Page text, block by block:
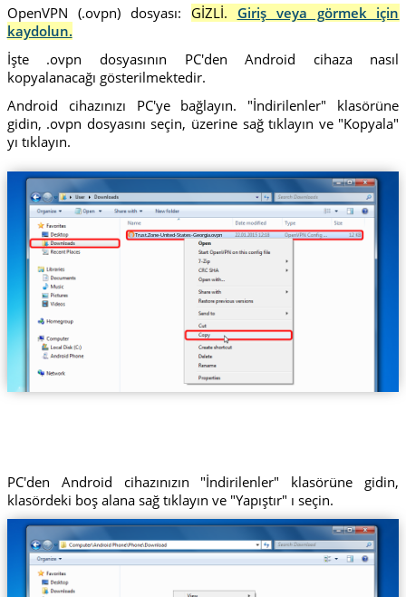
OpenVPN (.ovpn) dosyası:
GİZLİ. Giriş veya görmek için
kaydolun.
İşte .ovpn dosyasının PC'den Android cihaza nasıl
kopyalanacağı gösterilmektedir.
Android cihazınızı PC'ye bağlayın. "İndirilenler" klasörüne
gidin, .ovpn dosyasını seçin, üzerine sağ tıklayın ve "Kopyala"
yı tıklayın.
Trust.Zone-United-States-Georgia.ovpn
PC'den Android cihazınızın "İndirilenler" klasörüne gidin,
klasördeki boş alana sağ tıklayın ve "Yapıştır" ı seçin.